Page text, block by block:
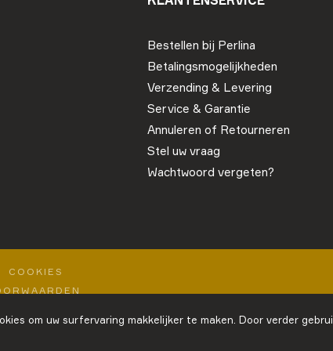
Bestellen bij Perlina
Betalingsmogelijkheden
Verzending & Levering
Service & Garantie
Annuleren of Retourneren
Stel uw vraag
Wachtwoord vergeten?
COOKIES
om uw surfervaring makkelijker te maken. Door verder